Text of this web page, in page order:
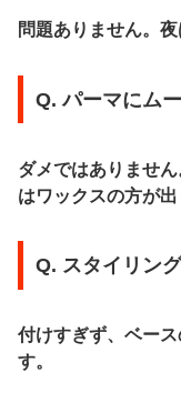
問題ありません。
Q. パーマにム
ダメではありませ
はワックスの方が出
Q. スタイリン
付けすぎず、ベー
す。